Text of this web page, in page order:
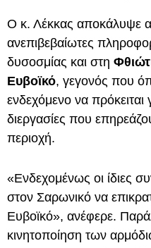
Ο κ. Λέκκας αποκάλυψε
ανεπιβεβαίωτες
δυσοσμίας και στη
Ευβοϊκό, γεγονός που
ενδεχόμενο να πρόκειται
διεργασίες που
περιοχή.
«Ενδεχομένως οι ίδιες
στον Σαρωνικό να
Ευβοϊκό», ανέφερε.
κινητοποίηση των